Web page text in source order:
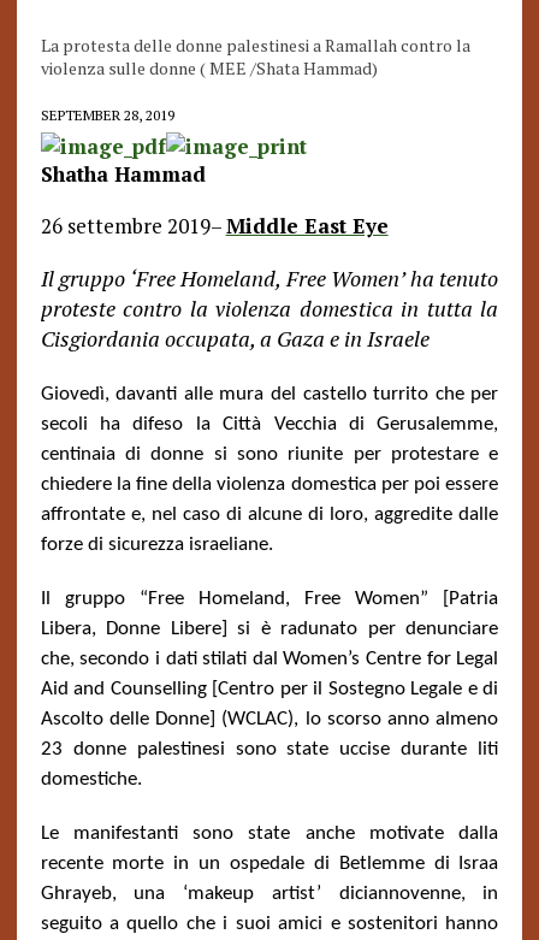
La protesta delle donne palestinesi a Ramallah contro la
violenza sulle donne ( MEE /Shata Hammad)
SEPTEMBER 28, 2019
Shatha Hammad
26 settembre 2019–Middle East Eye
Il gruppo ‘Free Homeland, Free Women’ ha tenuto
proteste contro la violenza domestica in tutta la
Cisgiordania occupata, a Gaza e in Israele
Giovedì, davanti alle mura del castello turrito che per
secoli ha difeso la Città Vecchia di Gerusalemme,
centinaia di donne si sono riunite per protestare e
chiedere la fine della violenza domestica per poi essere
affrontate e, nel caso di alcune di loro, aggredite dalle
forze di sicurezza israeliane.
Il gruppo “Free Homeland, Free Women”
[Patria
Libera, Donne Libere] si è radunato per denunciare
che, secondo i dati stilati dalWomen’s Centre for Legal
Aid and Counselling [Centro per il Sostegno Legale e di
Ascolto delle Donne] (WCLAC), lo scorso annoalmeno
23 donne palestinesi sono state uccise durante liti
domestiche.
Le manifestanti sono state anche motivate dalla
recente morte in un ospedale di Betlemme di Israa
Ghrayeb, una ‘makeup artist’ diciannovenne, in
seguito a quello che i suoi amici e sostenitori hanno